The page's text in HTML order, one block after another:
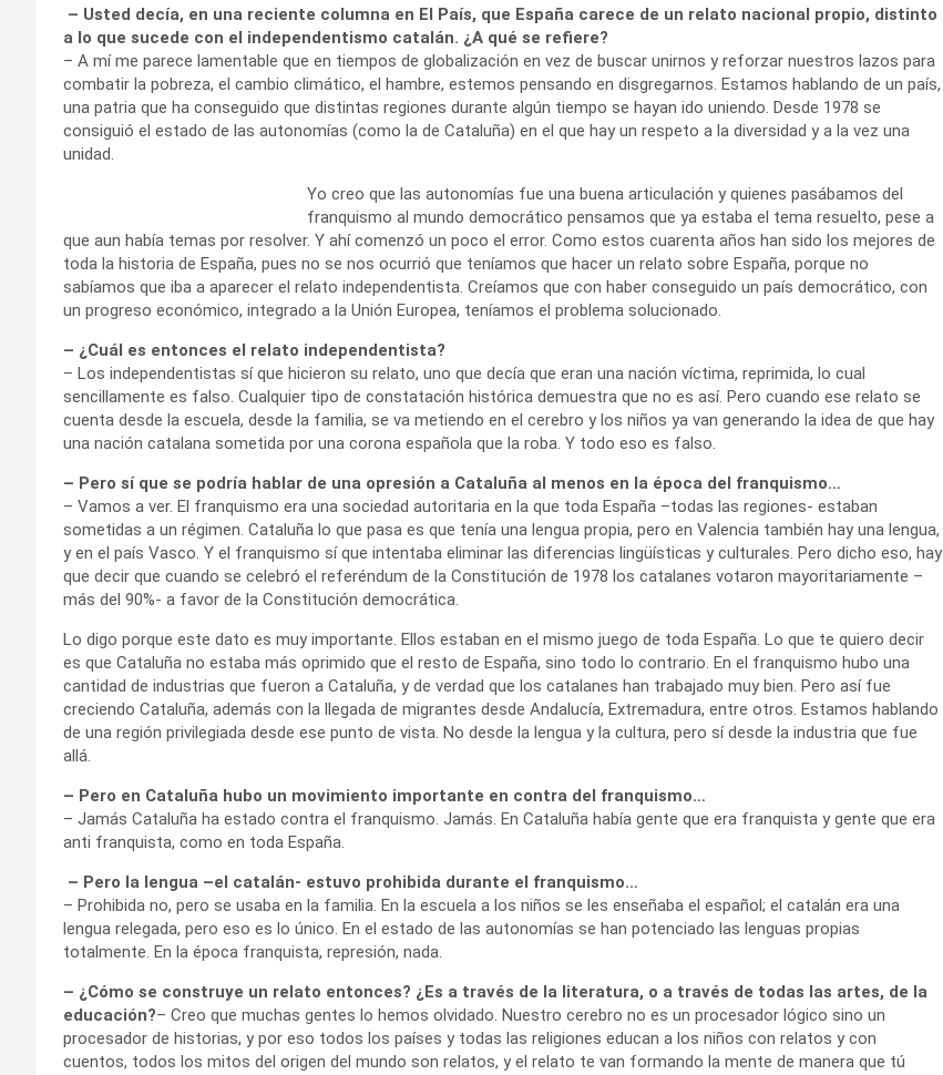
– Usted decía, en una reciente columna en El País, que España carece de un relato nacional propio, distinto
a lo que sucede con el independentismo catalán. ¿A qué se refiere?
– A mí me parece lamentable que en tiempos de globalización en vez de buscar unirnos y reforzar nuestros lazos para
combatir la pobreza, el cambio climático, el hambre, estemos pensando en disgregarnos. Estamos hablando de un país,
una patria que ha conseguido que distintas regiones durante algún tiempo se hayan ido uniendo. Desde 1978 se
consiguió el estado de las autonomías (como la de Cataluña) en el que hay un respeto a la diversidad y a la vez una
unidad.
Yo creo que las autonomías fue una buena articulación y quienes pasábamos del
franquismo al mundo democrático pensamos que ya estaba el tema resuelto, pese a
que aun había temas por resolver. Y ahí comenzó un poco el error. Como estos cuarenta años han sido los mejores de
toda la historia de España, pues no se nos ocurrió que teníamos que hacer un relato sobre España, porque no
sabíamos que iba a aparecer el relato independentista. Creíamos que con haber conseguido un país democrático, con
un progreso económico, integrado a la Unión Europea, teníamos el problema solucionado.
– ¿Cuál es entonces el relato independentista?
– Los independentistas sí que hicieron su relato, uno que decía que eran una nación víctima, reprimida, lo cual
sencillamente es falso. Cualquier tipo de constatación histórica demuestra que no es así. Pero cuando ese relato se
cuenta desde la escuela, desde la familia, se va metiendo en el cerebro y los niños ya van generando la idea de que hay
una nación catalana sometida por una corona española que la roba. Y todo eso es falso.
– Pero sí que se podría hablar de una opresión a Cataluña al menos en la época del franquismo…
– Vamos a ver. El franquismo era una sociedad autoritaria en la que toda España –todas las regiones- estaban
sometidas a un régimen. Cataluña lo que pasa es que tenía una lengua propia, pero en Valencia también hay una lengua,
y en el país Vasco. Y el franquismo sí que intentaba eliminar las diferencias lingüísticas y culturales. Pero dicho eso, hay
que decir que cuando se celebró el referéndum de la Constitución de 1978 los catalanes votaron mayoritariamente –
más del 90%- a favor de la Constitución democrática.
Lo digo porque este dato es muy importante. Ellos estaban en el mismo juego de toda España. Lo que te quiero decir
es que Cataluña no estaba más oprimido que el resto de España, sino todo lo contrario. En el franquismo hubo una
cantidad de industrias que fueron a Cataluña, y de verdad que los catalanes han trabajado muy bien. Pero así fue
creciendo Cataluña, además con la llegada de migrantes desde Andalucía, Extremadura, entre otros. Estamos hablando
de una región privilegiada desde ese punto de vista. No desde la lengua y la cultura, pero sí desde la industria que fue
allá.
– Pero en Cataluña hubo un movimiento importante en contra del franquismo…
– Jamás Cataluña ha estado contra el franquismo. Jamás. En Cataluña había gente que era franquista y gente que era
anti franquista, como en toda España.
– Pero la lengua –el catalán- estuvo prohibida durante el franquismo…
– Prohibida no, pero se usaba en la familia. En la escuela a los niños se les enseñaba el español; el catalán era una
lengua relegada, pero eso es lo único. En el estado de las autonomías se han potenciado las lenguas propias
totalmente. En la época franquista, represión, nada.
– ¿Cómo se construye un relato entonces? ¿Es a través de la literatura, o a través de todas las artes, de la
educación?– Creo que muchas gentes lo hemos olvidado. Nuestro cerebro no es un procesador lógico sino un
procesador de historias, y por eso todos los países y todas las religiones educan a los niños con relatos y con
cuentos, todos los mitos del origen del mundo son relatos, y el relato te van formando la mente de manera que tú